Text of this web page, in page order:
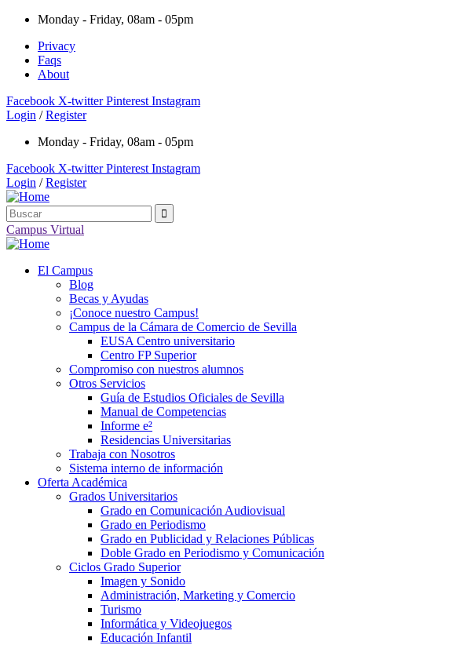
Monday - Friday, 08am - 05pm
Privacy
Faqs
About
Facebook X-twitter Pinterest Instagram
Login / Register
Monday - Friday, 08am - 05pm
Facebook X-twitter Pinterest Instagram
Login / Register
Campus Virtual
El Campus
Blog
Becas y Ayudas
¡Conoce nuestro Campus!
Campus de la Cámara de Comercio de Sevilla
EUSA Centro universitario
Centro FP Superior
Compromiso con nuestros alumnos
Otros Servicios
Guía de Estudios Oficiales de Sevilla
Manual de Competencias
Informe e²
Residencias Universitarias
Trabaja con Nosotros
Sistema interno de información
Oferta Académica
Grados Universitarios
Grado en Comunicación Audiovisual
Grado en Periodismo
Grado en Publicidad y Relaciones Públicas
Doble Grado en Periodismo y Comunicación
Ciclos Grado Superior
Imagen y Sonido
Administración, Marketing y Comercio
Turismo
Informática y Videojuegos
Educación Infantil